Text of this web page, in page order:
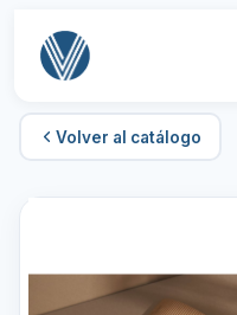
Volver al catálogo